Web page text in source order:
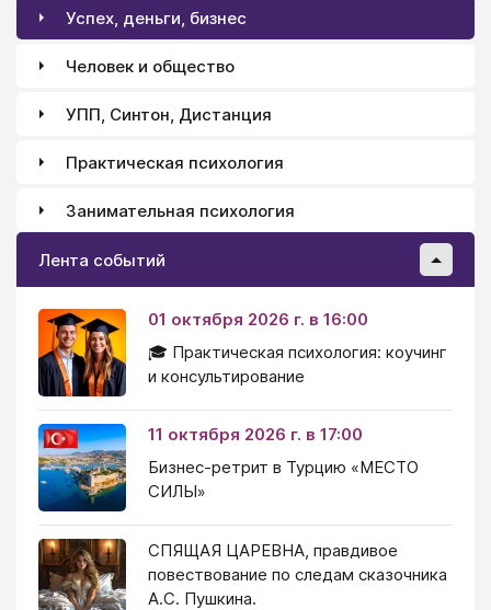
Успех, деньги, бизнес
Человек и общество
УПП, Синтон, Дистанция
Практическая психология
Занимательная психология
Лента событий
01 октября 2026 г. в 16:00
🎓 Практическая психология: коучинг
и консультирование
11 октября 2026 г. в 17:00
Бизнес-ретрит в Турцию «МЕСТО
СИЛЫ»
СПЯЩАЯ ЦАРЕВНА, правдивое
повествование по следам сказочника
А.С. Пушкина.